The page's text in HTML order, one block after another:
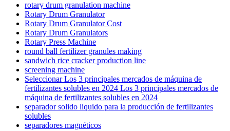
rotary drum granulation machine
Rotary Drum Granulator
Rotary Drum Granulator Cost
Rotary Drum Granulators
Rotary Press Machine
round ball fertilizer granules making
sandwich rice cracker production line
screening machine
Seleccionar Los 3 principales mercados de máquina de
fertilizantes solubles en 2024 Los 3 principales mercados de
máquina de fertilizantes solubles en 2024
separador solido liquido para la producción de fertilizantes
solubles
separadores magnéticos